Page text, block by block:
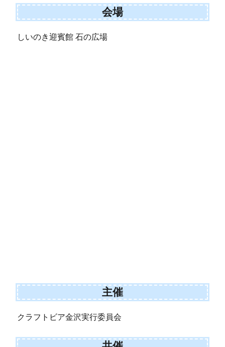
会場
しいのき迎賓館 石の広場
主催
クラフトビア金沢実行委員会